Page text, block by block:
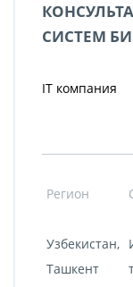
СИСТЕМ
IT компания
Регион
Узбекистан,
Ташкент